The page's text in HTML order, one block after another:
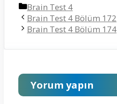
Kategoriler
Brain Test 4
Brain Test 4 Bölüm 172
Brain Test 4 Bölüm 174
Yorum yapın